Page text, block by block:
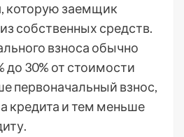
которую заемщик
собственных средств.
взноса обычно
до 30% от стоимости
первоначальный взнос,
кредита и тем меньше